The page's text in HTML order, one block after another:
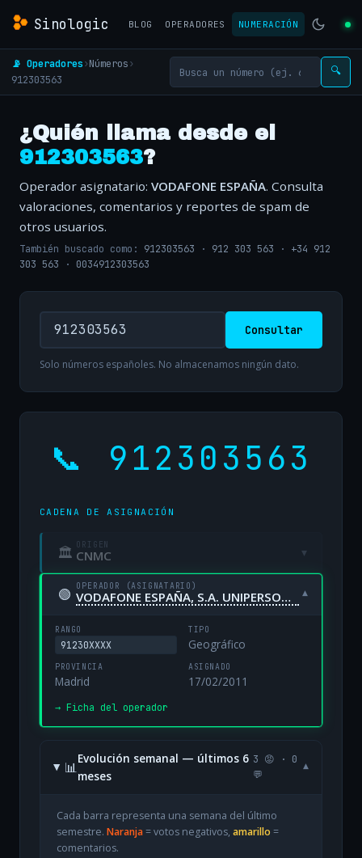
Sinologic BLOG OPERADORES NUMERACIÓN
📡 Operadores›Números›
912303563
🔍
¿Quién llama desde el
912303563?
Operador asignatario: VODAFONE ESPAÑA. Consulta
valoraciones, comentarios y reportes de spam de
otros usuarios.
También buscado como: 912303563 · 912 303 563 · +34 912
303 563 · 0034912303563
Consultar
Solo números españoles. No almacenamos ningún dato.
📞 912303563
CADENA DE ASIGNACIÓN
🏛 ORIGEN
CNMC ▾
🟢 OPERADOR (ASIGNATARIO)
VODAFONE ESPAÑA, S.A. UNIPERSONAL ▾
RANGO
91230XXXX
TIPO
Geográfico
PROVINCIA
Madrid
ASIGNADO
17/02/2011
→ Ficha del operador
📊
Evolución semanal — últimos 6
meses
3 😡 · 0
💬
▾
Cada barra representa una semana del último
semestre. Naranja= votos negativos, amarillo =
comentarios.